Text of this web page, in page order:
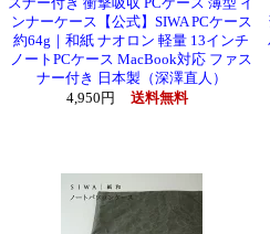
スナー付き 衝撃吸収 PCケース 薄型 イ
ンナーケース【公式】SIWA PCケース
約64g｜和紙 ナオロン 軽量 13インチ
ノートPCケース MacBook対応 ファス
ナー付き 日本製（深澤直人）
4,950円
送料無料